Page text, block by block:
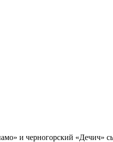
и черногорский «Дечич»